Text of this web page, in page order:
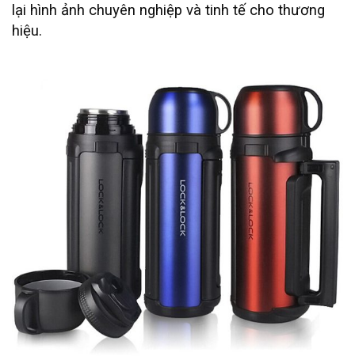
lại hình ảnh chuyên nghiệp và tinh tế cho thương
hiệu.